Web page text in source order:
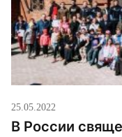
25.05.2022
В России